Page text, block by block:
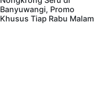
Banyuwangi, Promo
Khusus Tiap Rabu Malam